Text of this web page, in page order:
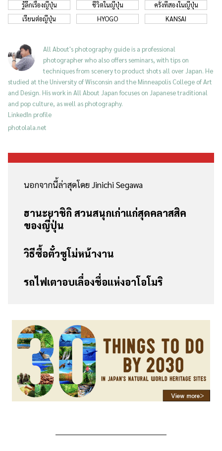
รู้ลึกเรื่องญี่ปุ่น
ชีวิตในญี่ปุ่น
ครั้งที่สองในญี่ปุ่น
เรียนต่อญี่ปุ่น
HYOGO KANSAI
All About's photography guide is a professional
photographer who also offers seminars, with tips on
techniques from scenery to product shots all over Japan. He
studied at the University of Wisconsin and the Minneapolis College of Art
and Design. His work in All About Japan focuses on Japanese traditional
and pop culture, as well as photography.
LinkedIn profile
photolala.net
นอกจากนี้ล่าสุดโดย Jinichi Segawa
ฮานะยาชิกิ สวนสนุกเก่าแก่สุดคลาสสิค
ของญี่ปุ่น
วิธีซื้อตั๋วซูโม่หน้างาน
รถไฟเตาอบเลื่องชื่อแห่งอาโอโมริ